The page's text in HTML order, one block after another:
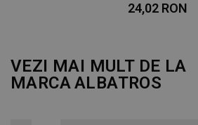
24,02 RON
VEZI MAI MULT DE LA
MARCAALBATROS
NECLASIFICATE